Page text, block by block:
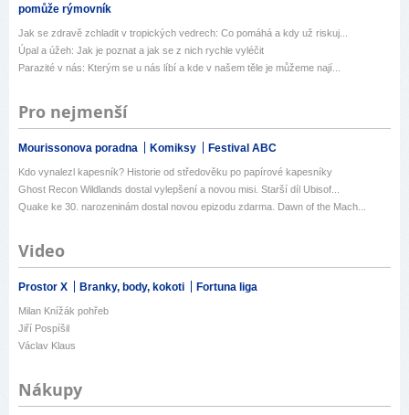
pomůže rýmovník
Jak se zdravě zchladit v tropických vedrech: Co pomáhá a kdy už riskuj...
Úpal a úžeh: Jak je poznat a jak se z nich rychle vyléčit
Parazité v nás: Kterým se u nás líbí a kde v našem těle je můžeme nají...
Pro nejmenší
Mourissonova poradna Komiksy Festival ABC
Kdo vynalezl kapesník? Historie od středověku po papírové kapesníky
Ghost Recon Wildlands dostal vylepšení a novou misi. Starší díl Ubisof...
Quake ke 30. narozeninám dostal novou epizodu zdarma. Dawn of the Mach...
Video
Prostor X Branky, body, kokoti Fortuna liga
Milan Knížák pohřeb
Jiří Pospíšil
Václav Klaus
Nákupy